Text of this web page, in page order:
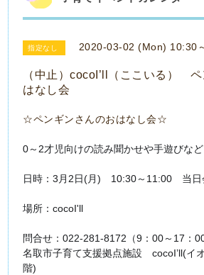
指定なし 2020-03-02 (Mon) 10:30
（中止）cocoI’ll（ここいる）
はなし会
☆ペンギンさんのおはなし会☆
0～2才児向けの読み聞かせや手遊びなど
日時：3月2日(月) 10:30～11:00 当
場所：cocoI'll
問合せ：022‐281-8172（9：00～17：00
名取市子育て支援拠点施設 cocoI’ll(イ
階)